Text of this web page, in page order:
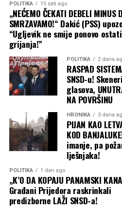
POLITIKA 15 sati ago
„NEĆEMO ČEKATI DEBELI MINUS
SMRZAVAMO!“ Dakić (PSS)
“Ugljevik ne smije ponovo
grijanja!”
POLITIKA 2 dana
RASPAD
SNSD-u!
glasova,
NA POVRŠINU
HRONIKA 3 dana
PIJAN KAO
KOD
imanje, pa
lješnjaka!
POLITIKA 1 dan ago
„K’O DA KOPAJU PANAMSKI
Građani Prijedora raskrinkali
predizborne LAŽI SNSD-a!